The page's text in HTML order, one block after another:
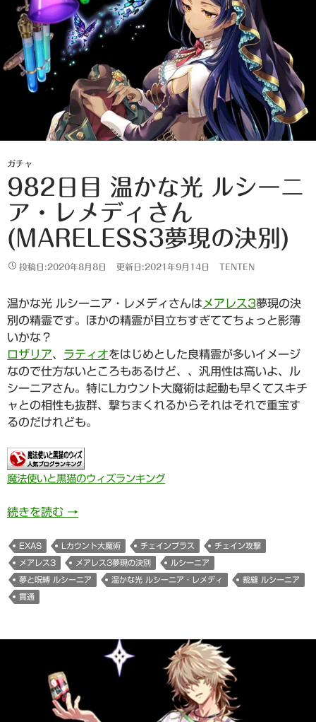
ガチャ
982日目 温かな光 ルシーニ
ア・レメディさん
(MARELESS3夢現の決別)
投稿日:2020年8月8日 更新日:2021年9月14日 TENTEN
温かな光 ルシーニア・レメディさんはメアレス3夢現の決
別の精霊です。ほかの精霊が目立ちすぎててちょっと影薄
いかな？
ロザリア、 ラティオをはじめとした良精霊が多いイメージ
なので仕方ないところもあるけど、、汎用性は高いよ、ル
シーニアさん。特にLカウント大魔術は起動も早くてスキチ
ャとの相性も抜群、撃ちまくれるからそれはそれで重宝す
るのだけれども。
魔法使いと黒猫のウィズランキング
続きを読む 982日目 温かな光 ルシーニア・レメディさん
→
EXAS Lカウント大魔術 チェインプラス チェイン攻撃
メアレス3 メアレス3夢現の決別 ルシーニア
夢と呪縛 ルシーニア 温かな光 ルシーニア・レメディ 裁縫 ルシーニア
貫通